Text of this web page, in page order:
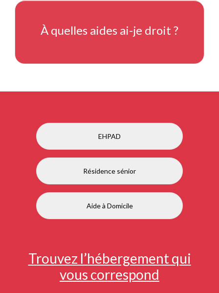
À quelles aides ai-je droit ?
EHPAD
Résidence sénior
Aide à Domicile
Trouvez l’hébergement qui
vous correspond